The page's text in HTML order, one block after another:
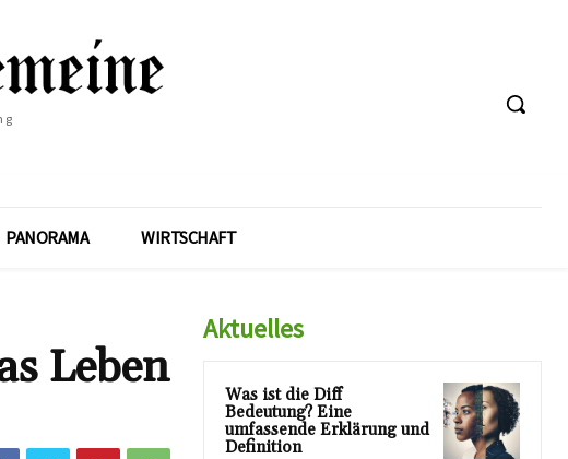
PANORAMA WIRTSCHAFT
Leben
Aktuelles
Was ist die Diff
Bedeutung? Eine
umfassende Erklärung und
Definition